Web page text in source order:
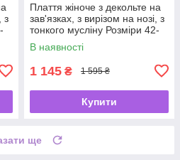
з
Плаття жіноче з декольте на
зав'язках, з вирізом на нозі, з
тонкого мусліну Розміри 42-
44, 46-48
В наявності
1 145 ₴ 1 595 ₴
Купити
ще